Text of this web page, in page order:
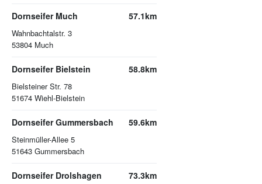
Dornseifer Much
Wahnbachtalstr. 3
53804 Much
57.1km
Dornseifer Bielstein
Bielsteiner Str. 78
51674 Wiehl-Bielstein
58.8km
Dornseifer Gummersbach
Steinmüller-Allee 5
51643 Gummersbach
59.6km
Dornseifer Drolshagen 73.3km